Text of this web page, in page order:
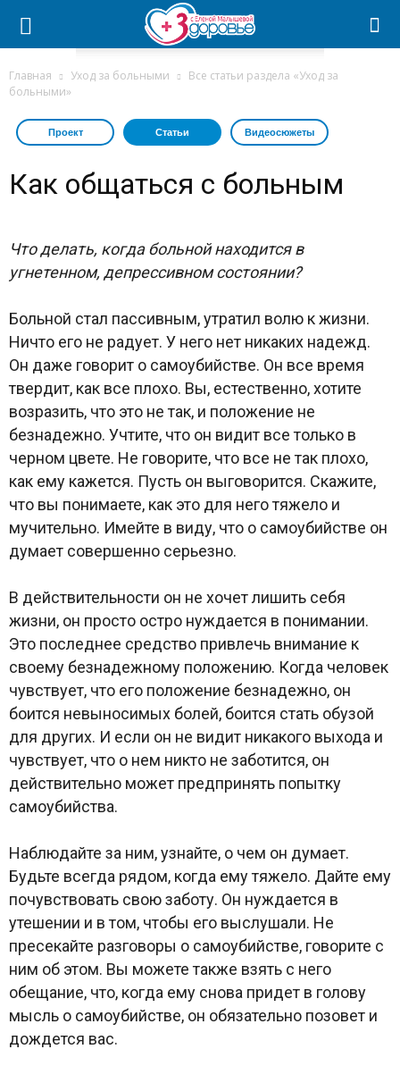
Главная Уход за больными
Все статьи раздела «Уход за
больными»
Проект Статьи Видеосюжеты
Как общаться с больным
Что делать, когда больной находится в
угнетенном, депрессивном состоянии?
Больной стал пассивным, утратил волю к жизни.
Ничто его не радует. У него нет никаких надежд.
Он даже говорит о самоубийстве. Он все время
твердит, как все плохо. Вы, естественно, хотите
возразить, что это не так, и положение не
безнадежно. Учтите, что он видит все только в
черном цвете. Не говорите, что все не так плохо,
как ему кажется. Пусть он выговорится. Скажите,
что вы понимаете, как это для него тяжело и
мучительно. Имейте в виду, что о самоубийстве он
думает совершенно серьезно.
В действительности он не хочет лишить себя
жизни, он просто остро нуждается в понимании.
Это последнее средство привлечь внимание к
своему безнадежному положению. Когда человек
чувствует, что его положение безнадежно, он
боится невыносимых болей, боится стать обузой
для других. И если он не видит никакого выхода и
чувствует, что о нем никто не заботится, он
действительно может предпринять попытку
самоубийства.
Наблюдайте за ним, узнайте, о чем он думает.
Будьте всегда рядом, когда ему тяжело. Дайте ему
почувствовать свою заботу. Он нуждается в
утешении и в том, чтобы его выслушали. Не
пресекайте разговоры о самоубийстве, говорите с
ним об этом. Вы можете также взять с него
обещание, что, когда ему снова придет в голову
мысль о самоубийстве, он обязательно позовет и
дождется вас.